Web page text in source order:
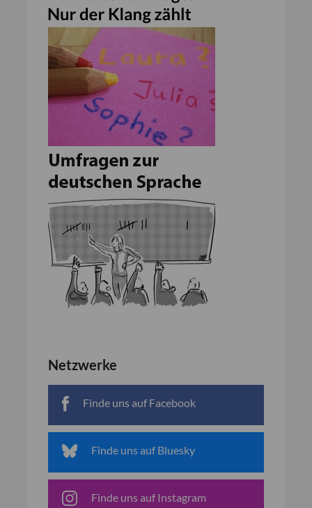
Netzwerke
Finde uns auf Facebook
Finde uns auf Bluesky
Finde uns auf Instagram